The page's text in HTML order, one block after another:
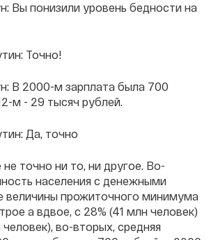
Вы понизили уровень бедности на
Точно!
В 2000-м зарплата была 700
м - 29 тысяч рублей.
Да, точно
точно ни то, ни другое. Во-
населения с денежными
величины прожиточного минимума
а вдвое, с 28% (41 млн человек)
во-вторых, средняя